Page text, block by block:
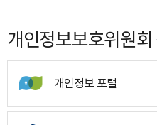
개인정보보호위원
개인정보 포털